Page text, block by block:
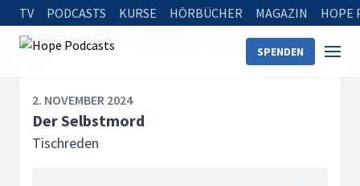
TV PODCASTS KURSE HÖRBÜCHER MAGAZIN HOPE
SPENDEN
Startseite Der Selbstmord
2. NOVEMBER 2024
Der Selbstmord
Tischreden